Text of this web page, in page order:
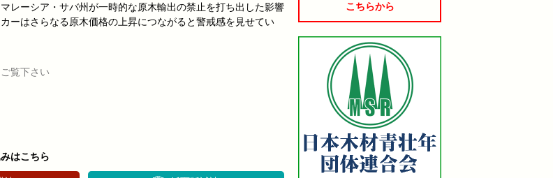
レーシア・サバ州が一時的な原木輸出の禁止を打ち出した影響
ーはさらなる原木価格の上昇につながると警戒感を見せてい
覧下さい
はこちら
こちらから